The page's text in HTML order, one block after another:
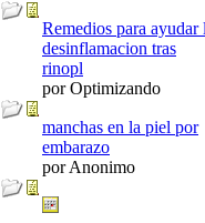
Remedios para ayudar
desinflamacion tras
rinopl
por Optimizando
manchas en la piel por
embarazo
por Anonimo